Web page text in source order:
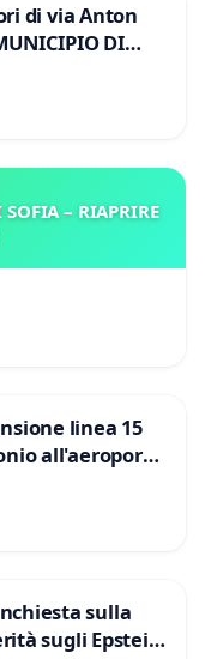
di via Anton
DI
– RIAPRIRE
linea 15
all'aeroporto
sulla
sugli Epstein